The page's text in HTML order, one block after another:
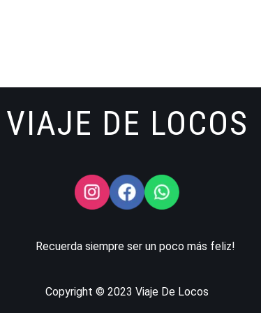
VIAJE DE LOCOS
Recuerda siempre ser un poco más feliz!
Copyright © 2023 Viaje De Locos